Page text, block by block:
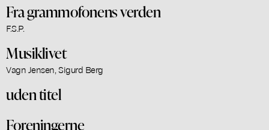
Fra grammofonens verden
F.S.P.
Musiklivet
Vagn Jensen, Sigurd Berg
uden titel
Foreningerne